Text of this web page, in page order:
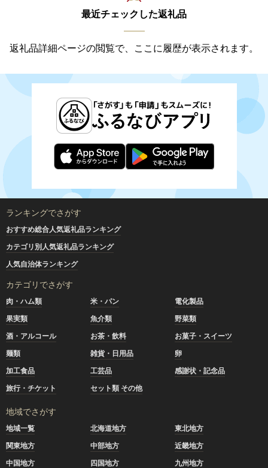
最近チェックした返礼品
返礼品詳細ページの閲覧で、ここに履歴が表示されます。
ランキングでさがす
おすすめ総合人気返礼品ランキング
カテゴリ別人気返礼品ランキング
人気自治体ランキング
カテゴリでさがす
肉・ハム類 米・パン
電化製品
果実類
魚介類
野菜類
酒・アルコール
お茶・飲料
お菓子・スイーツ
麺類
雑貨・日用品
卵
加工食品
工芸品
感謝状・記念品
旅行・チケット
セット類 その他
地域でさがす
地域一覧 北海道地方
東北地方
関東地方
中部地方
近畿地方
中国地方
四国地方 九州地方